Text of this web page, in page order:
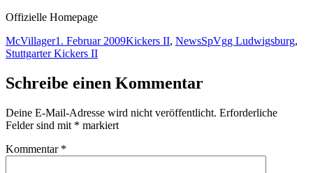
Offizielle Homepage
Autor
McVillagerVeröffentlicht
am
1. Februar 2009Kategorien
Kickers II, NewsSchlagwörter
SpVgg Ludwigsburg,
Stuttgarter Kickers II
Schreibe einen Kommentar
Deine E-Mail-Adresse wird nicht veröffentlicht. Erforderliche
Felder sind mit * markiert
Kommentar *